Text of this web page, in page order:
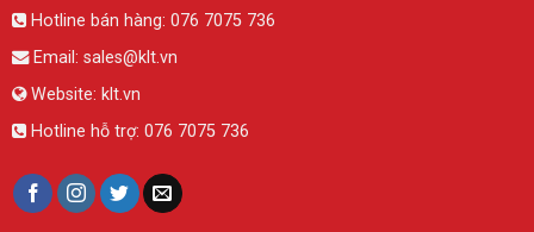
Hotline bán hàng: 076 7075 736
Email: sales@klt.vn
Website: klt.vn
Hotline hỗ trợ: 076 7075 736